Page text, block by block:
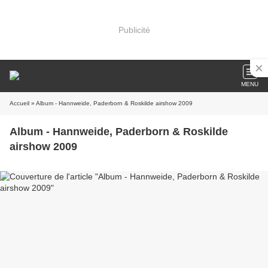
Publicité
MENU
Accueil » Album - Hannweide, Paderborn & Roskilde airshow 2009
Album - Hannweide, Paderborn & Roskilde
airshow 2009